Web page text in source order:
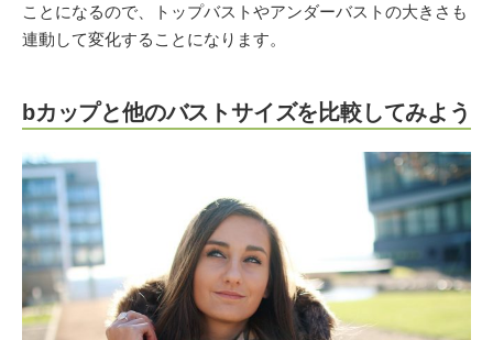
ことになるので、トップバストやアンダーバストの大きさも
連動して変化することになります。
bカップと他のバストサイズを比較してみよう